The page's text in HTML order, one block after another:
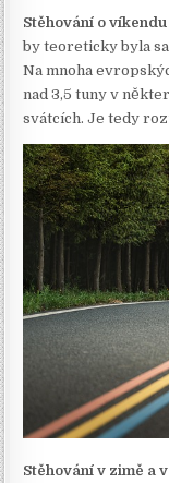
Stěhování o víkendu
by teoreticky byla
Na mnoha
nad 3,5 tuny v
svátcích. Je tedy
Stěhování v zimě a